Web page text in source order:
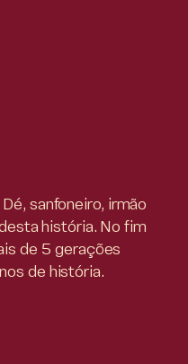
sanfoneiro, irmão
história. No fim
de 5 gerações
de história.